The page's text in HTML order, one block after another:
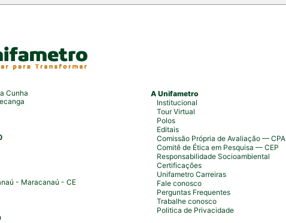
Cunha
- Maracanaú - CE
A Unifametro
Institucional
Tour Virtual
Polos
Editais
Comissão Própria de Avaliação — CPA
Comitê de Ética em Pesquisa — CEP
Responsabilidade Socioambiental
Certificações
Unifametro Carreiras
Fale conosco
Perguntas Frequentes
Trabalhe conosco
Politica de Privacidade